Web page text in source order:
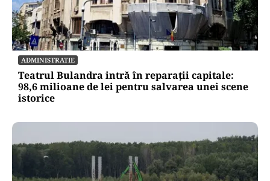
ADMINISTRATIE
Teatrul Bulandra intră în reparații capitale:
98,6 milioane de lei pentru salvarea unei scene
istorice